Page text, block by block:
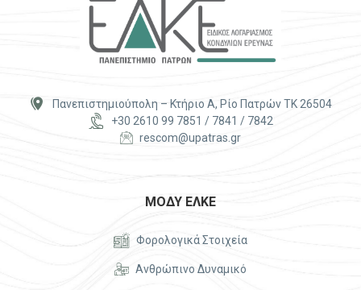

 Πανεπιστημιούπολη – Κτήριο Α, Ρίο Πατρών ΤΚ 26504


+30 2610 99 7851 / 7841 / 7842

 rescom@upatras.gr
ΜΟΔΥ ΕΛΚΕ

 Φορολογικά Στοιχεία

 Ανθρώπινο Δυναμικό